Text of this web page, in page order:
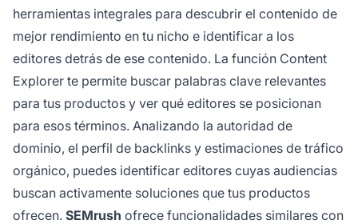
herramientas integrales para descubrir el contenido de
mejor rendimiento en tu nicho e identificar a los
editores detrás de ese contenido. La función Content
Explorer te permite buscar palabras clave relevantes
para tus productos y ver qué editores se posicionan
para esos términos. Analizando la autoridad de
dominio, el perfil de backlinks y estimaciones de tráfico
orgánico, puedes identificar editores cuyas audiencias
buscan activamente soluciones que tus productos
ofrecen. SEMrush ofrece funcionalidades similares con